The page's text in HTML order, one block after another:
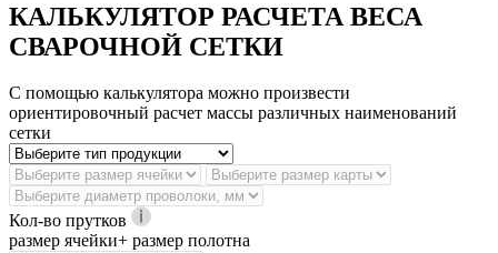
КАЛЬКУЛЯТОР РАСЧЕТА ВЕСА
СВАРОЧНОЙ СЕТКИ
С помощью калькулятора можно произвести
ориентировочный расчет массы различных наименований
сетки
Кол-во прутков
размер ячейки+ размер полотна